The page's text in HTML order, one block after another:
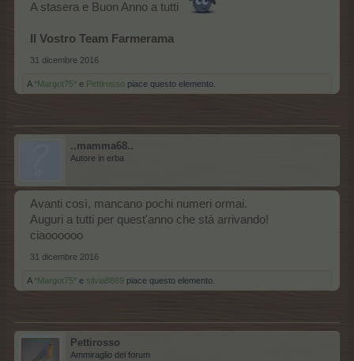
A stasera e Buon Anno a tutti
Il Vostro Team Farmerama
31 dicembre 2016
A *Margot75* e Pettirosso piace questo elemento.
..mamma68..
Autore in erba
Avanti così, mancano pochi numeri ormai.
Auguri a tutti per quest'anno che stà arrivando!
ciaoooooo
31 dicembre 2016
A *Margot75* e silvia8869 piace questo elemento.
Pettirosso
Ammiraglio del forum